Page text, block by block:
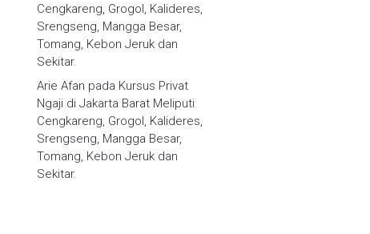
Cengkareng, Grogol, Kalideres,
Srengseng, Mangga Besar,
Tomang, Kebon Jeruk dan
Sekitar.
Arie Afan pada Kursus Privat
Ngaji di Jakarta Barat Meliputi
Cengkareng, Grogol, Kalideres,
Srengseng, Mangga Besar,
Tomang, Kebon Jeruk dan
Sekitar.